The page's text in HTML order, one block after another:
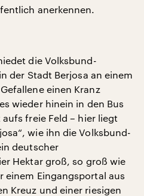
anerkennen.
die Volksbund-
der Stadt Berjosa an einem
einen Kranz
wieder hinein in den Bus
freie Feld – hier liegt
wie ihn die Volksbund-
deutscher
Hektar groß, so groß wie
einem Eingangsportal aus
Kreuz und einer riesigen